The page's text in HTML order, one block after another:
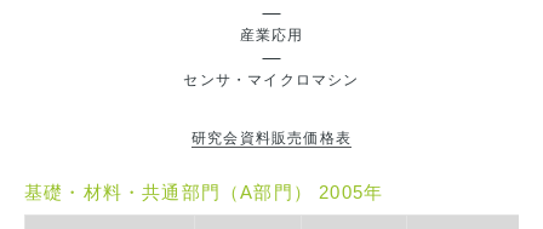
産業応用
センサ・マイクロマシン
研究会資料販売価格表
基礎・材料・共通部門（A部門） 2005年